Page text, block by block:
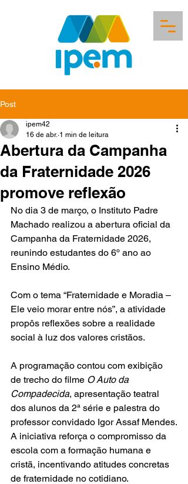
Post
Abertura da Campanha
da Fraternidade 2026
promove reflexão
ipem42
16 de abr. 1 min de leitura
No dia 3 de março, o Instituto Padre
Machado realizou a abertura oficial da
Campanha da Fraternidade 2026,
reunindo estudantes do 6º ano ao
Ensino Médio.
Com o tema “Fraternidade e Moradia –
Ele veio morar entre nós”, a atividade
propôs reflexões sobre a realidade
social à luz dos valores cristãos.
A programação contou com exibição
de trecho do filme O Auto da
Compadecida, apresentação teatral
dos alunos da 2ª série e palestra do
professor convidado Igor Assaf Mendes.
A iniciativa reforça o compromisso da
escola com a formação humana e
cristã, incentivando atitudes concretas
de fraternidade no cotidiano.